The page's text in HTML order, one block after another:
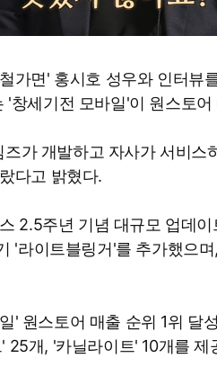
가면' 홍시호 성우와 인터뷰
'창세기전 모바일'이 원스토
가 개발하고 자사가 서비스
다고 밝혔다.
2.5주년 기념 대규모 업데
'라이트블링거'를 추가했으
' 원스토어 매출 순위 1위 달
25개, '카닐라이트' 10개를